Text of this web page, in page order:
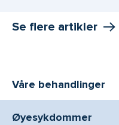
Se flere artikler
Våre behandlinger
Øyesykdommer